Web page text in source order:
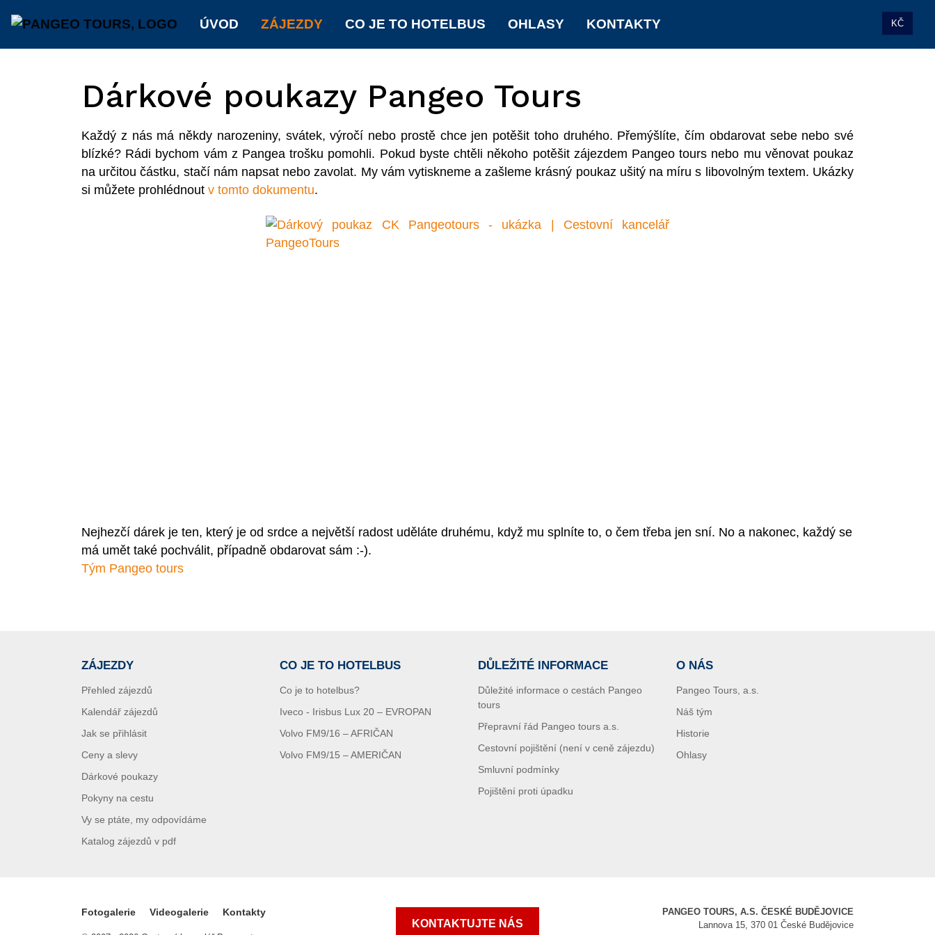
ÚVOD ZÁJEZDY CO JE TO HOTELBUS OHLASY KONTAKTY KČ
Dárkové poukazy Pangeo Tours
Každý z nás má někdy narozeniny, svátek, výročí nebo prostě chce jen potěšit toho druhého. Přemýšlíte, čím obdarovat sebe nebo své
blízké? Rádi bychom vám z Pangea trošku pomohli. Pokud byste chtěli někoho potěšit zájezdem Pangeo tours nebo mu věnovat poukaz
na určitou částku, stačí nám napsat nebo zavolat. My vám vytiskneme a zašleme krásný poukaz ušitý na míru s libovolným textem. Ukázky
si můžete prohlédnout v tomto dokumentu.
Nejhezčí dárek je ten, který je od srdce a největší radost uděláte druhému, když mu splníte to, o čem třeba jen sní. No a nakonec, každý se
má umět také pochválit, případně obdarovat sám :-).
Tým Pangeo tours
ZÁJEZDY
Přehled zájezdů
Kalendář zájezdů
Jak se přihlásit
Ceny a slevy
Dárkové poukazy
Pokyny na cestu
Vy se ptáte, my odpovídáme
Katalog zájezdů v pdf
CO JE TO HOTELBUS
Co je to hotelbus?
Iveco - Irisbus Lux 20 – EVROPAN
Volvo FM9/16 – AFRIČAN
Volvo FM9/15 – AMERIČAN
DŮLEŽITÉ INFORMACE
Důležité informace o cestách Pangeo
tours
Přepravní řád Pangeo tours a.s.
Cestovní pojištění (není v ceně zájezdu)
Smluvní podmínky
Pojištění proti úpadku
O NÁS
Pangeo Tours, a.s.
Náš tým
Historie
Ohlasy
Fotogalerie Videogalerie Kontakty
KONTAKTUJTE NÁS
PANGEO TOURS, A.S. ČESKÉ BUDĚJOVICE
Lannova 15, 370 01 České Budějovice